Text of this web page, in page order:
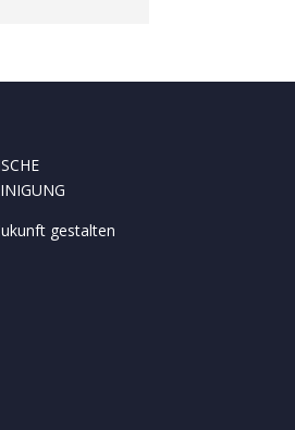
gestalten